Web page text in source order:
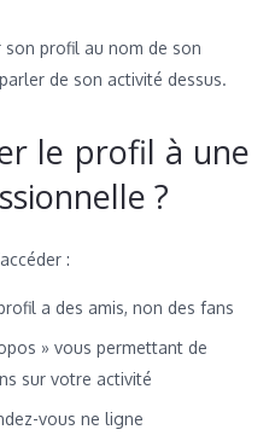
son profil au nom de son
de son activité dessus.
le profil à une
?
:
a des amis, non des fans
» vous permettant de
sur votre activité
vous ne ligne